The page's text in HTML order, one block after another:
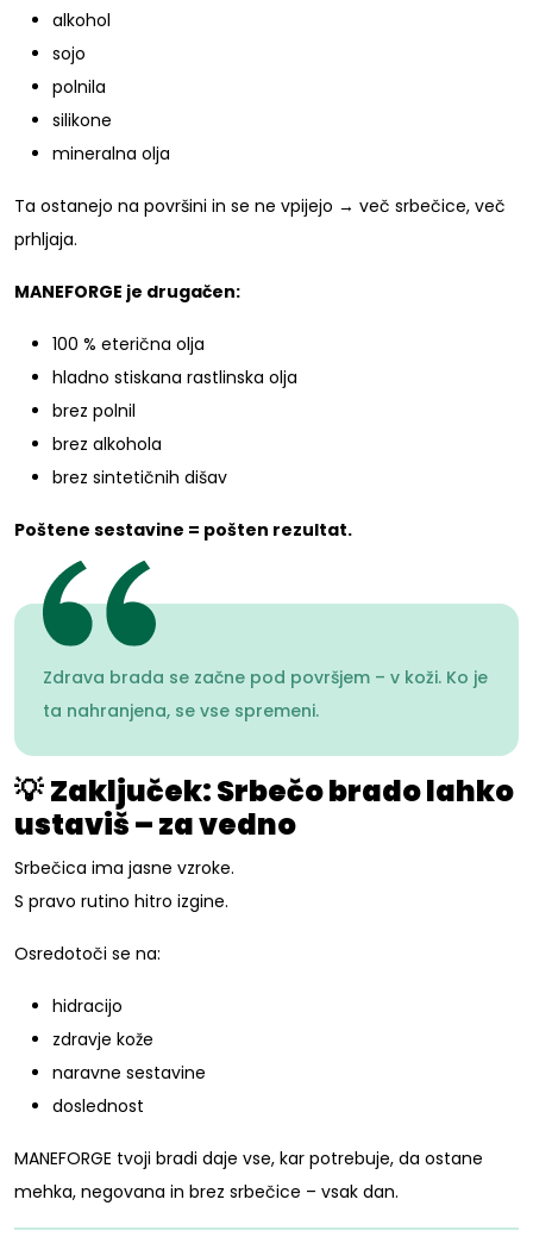
alkohol
sojo
polnila
silikone
mineralna olja
Ta ostanejo na površini in se ne vpijejo → več srbečice, več
prhljaja.
MANEFORGE je drugačen:
100 % eterična olja
hladno stiskana rastlinska olja
brez polnil
brez alkohola
brez sintetičnih dišav
Poštene sestavine = pošten rezultat.
Zdrava brada se začne pod površjem – v koži. Ko je
ta nahranjena, se vse spremeni.
💡Zaključek: Srbečo brado lahko
ustaviš – za vedno
Srbečica ima jasne vzroke.
S pravo rutino hitro izgine.
Osredotoči se na:
hidracijo
zdravje kože
naravne sestavine
doslednost
MANEFORGE tvoji bradi daje vse, kar potrebuje, da ostane
mehka, negovana in brez srbečice – vsak dan.